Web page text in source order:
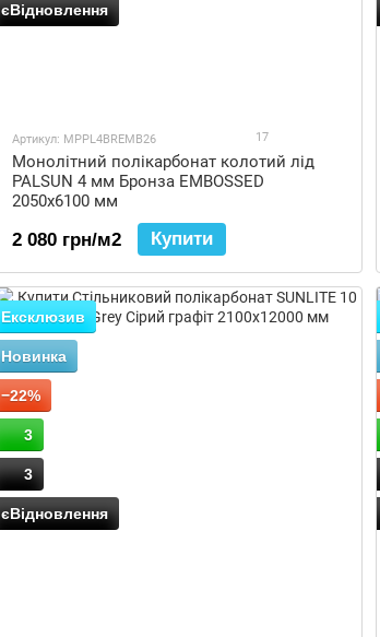
єВідновлення
Артикул: MPPL4BREMB26 17
Монолітний полікарбонат колотий лід
PALSUN 4 мм Бронза EMBOSSED
2050x6100 мм
2 080 грн/м2 Купити
Ексклюзив
Новинка
−22%
3
3
єВідновлення